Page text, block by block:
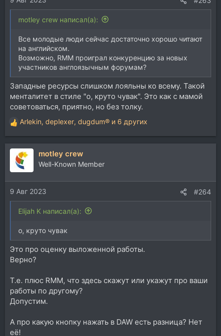
motley crew написал(а):
Все молодые люди сейчас достаточно хорошо читают
на английском.
Возможно, RMM проиграл конкуренцию за новых
участников англоязычным форумам?
Западные ресурсы слишком лояльны ко всему. Такой
менталитет в стиле "о, круто чувак". Это как с мамой
советоваться, приятно, но без толку.
Р
е
а
и
и
:
Arlekin, deplexer, dugdum® и 6 других
motley crew
Well-Known Member
9 Авг 2023 #264
Elijah K написал(а):
о, круто чувак
Это про оценку выложенной работы.
Верно?
Т.е. плюс RMM, что здесь скажут или укажут про ваши
работы по другому?
Допустим.
А про какую кнопку нажать в DAW есть разница? Нет
её!